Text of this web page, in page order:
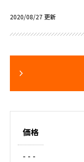
2020/08/27 更新
価格
- - -